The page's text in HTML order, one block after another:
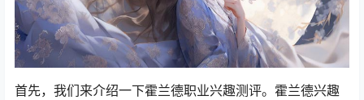
首先，我们来介绍一下霍兰德职业兴趣测评。霍兰德兴趣